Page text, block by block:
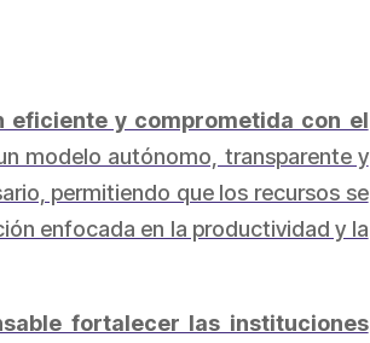
eficiente y comprometida con el
modelo autónomo, transparente y
permitiendo que los recursos se
enfocada en la productividad y la
fortalecer las instituciones